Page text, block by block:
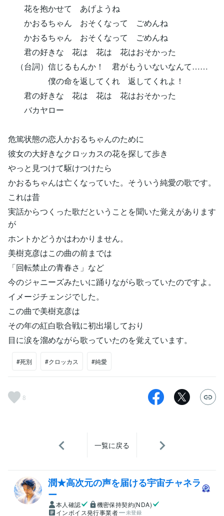
花を抱かせて あげようね
かおるちゃん おそくなって ごめんね
かおるちゃん おそくなって ごめんね
君の好きな 花は 花は 花はおそかった
（台詞）信じるもんか！ 君がもういないなんて……
僕の命を返してくれ 返してくれよ！
君の好きな 花は 花は 花はおそかった
バカヤロー
危篤状態の恋人かおるちゃんのために
彼女の大好きなクロッカスの花を探して歩き
やっと見つけて駆けつけたら
かおるちゃんは亡くなっていた。そういう純愛の歌です。
これは昔
実話からつくった歌だということを聞いた覚えがあります
が
ホントかどうかはわかりません。
美樹克彦はこの曲の前までは
「回転禁止の青春さ」など
今のジャニーズみたいに踊りながら歌っていたのですよ。
イメージチェンジでした。
この曲で美樹克彦は
その年の紅白歌合戦に初出場しており
目に涙を溜めながら歌っていたのを覚えています。
#死別 #クロッカス #純愛
8
一覧に戻る
潤★高次元の声を届ける宇宙チャネラ
ー
本人確認
機密保持契約(NDA)
インボイス発行事業者
未登録